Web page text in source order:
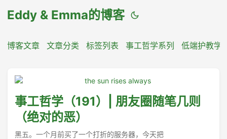
Eddy & Emma的博客
博客文章 文章分类 标签列表 事工哲学系列 低端护教学
事工哲学（191）| 朋友圈随笔几则
（绝对的恶）
黑五。一个月前买了一个打折的服务器，今天把